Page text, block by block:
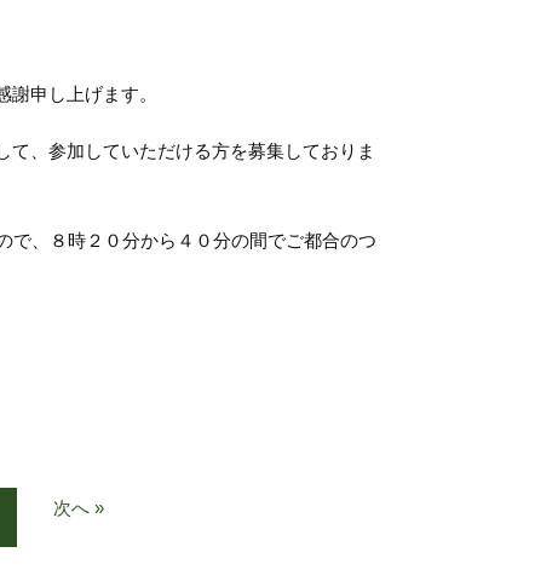
申し上げます。
、参加していただける方を募集しておりま
で、８時２０分から４０分の間でご都合のつ
次へ »